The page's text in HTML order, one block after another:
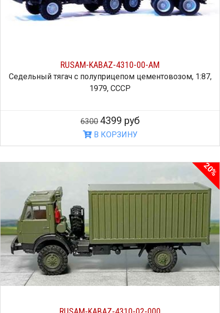
RUSAM-KABAZ-4310-00-AM
Седельный тягач с полуприцепом цементовозом, 1:87,
1979, СССР
6300 4399 руб
В КОРЗИНУ
20%